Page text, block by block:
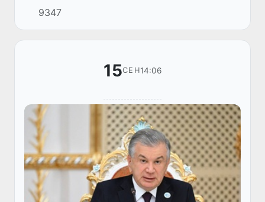
9347
15СЕН14:06